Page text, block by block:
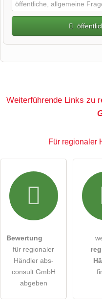
Hiermit akzeptiere ich
Die Datenschutzerklärung
Hinweis: Bitte beachten
alle Besucher sichtbar
Klicken Sie hier um
Weiterführende Links zu
Für regionaler
Bewertung
für regionaler
Händler abs-
consult GmbH
abgeben